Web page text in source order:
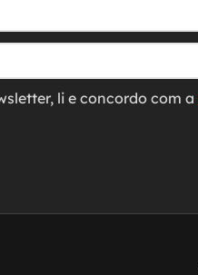
li e concordo com a